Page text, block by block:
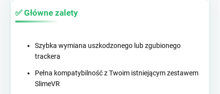
✅ Główne zalety
Szybka wymiana uszkodzonego lub zgubionego
trackera
Pełna kompatybilność z Twoim istniejącym zestawem
SlimeVR